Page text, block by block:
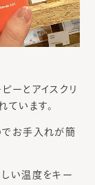
ーとアイスクリ
ています。
でお手入れが簡
い温度をキー